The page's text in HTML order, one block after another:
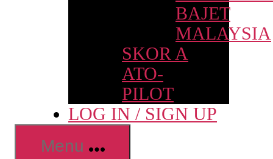
BAJET
MALAYSIA
SKOR A
ATO-
PILOT
LOG IN / SIGN UP
Menu